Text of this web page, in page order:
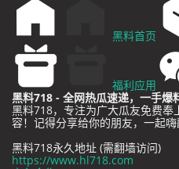
黑料首页
福利应用
黑料718 - 全网热瓜速递，一手爆
黑料718，专注为广大瓜友免费
容！记得分享给你的朋友，一起嗨
黑料718永久地址 (需翻墙访问)
https://www.hl718.com